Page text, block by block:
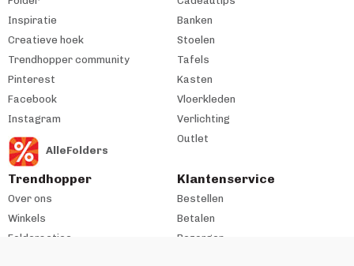
Inspiratie
Creatieve hoek
Trendhopper community
Pinterest
Facebook
Instagram
AlleFolders
Banken
Stoelen
Tafels
Kasten
Vloerkleden
Verlichting
Outlet
Trendhopper
Over ons
Winkels
Folderacties
Klantenservice
Bestellen
Betalen
Bezorgen